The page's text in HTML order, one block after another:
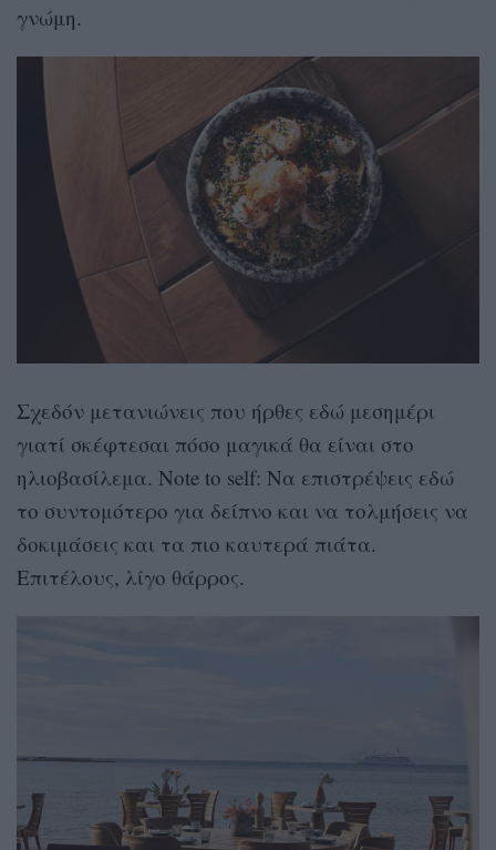
γνώμη.
Σχεδόν μετανιώνεις που ήρθες εδώ μεσημέρι
γιατί σκέφτεσαι πόσο μαγικά θα είναι στο
ηλιοβασίλεμα. Note to self: Να επιστρέψεις εδώ
το συντομότερο για δείπνο και να τολμήσεις να
δοκιμάσεις και τα πιο καυτερά πιάτα.
Επιτέλους, λίγο θάρρος.